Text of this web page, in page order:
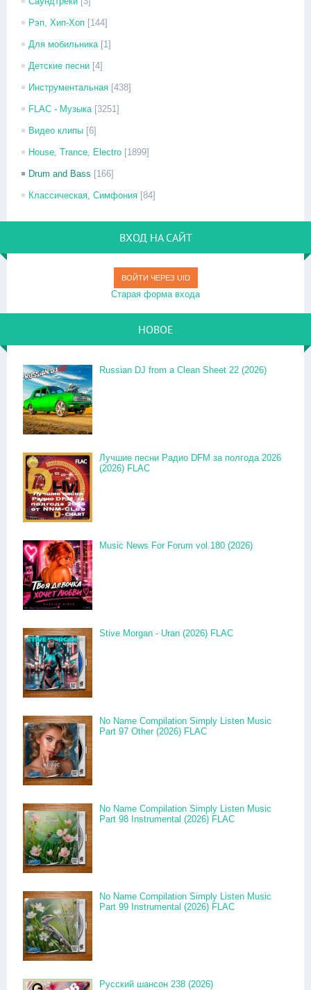
Рэп, Хип-Хоп [144]
Для мобильника [1]
Детские песни [4]
Инструментальная [438]
FLAC - Музыка [3251]
Видео клипы [6]
House, Trance, Electro [1899]
Drum and Bass [166]
Классическая, Симфония [84]
ВХОД НА САЙТ
ВОЙТИ ЧЕРЕЗ UID
Старая форма входа
НОВОЕ
Russian DJ from a Clean Sheet 22 (2026)
Лучшие песни Радио DFM за полгода 2026
(2026) FLAC
Music News For Forum vol.180 (2026)
Stive Morgan - Uran (2026) FLAC
No Name Compilation Simply Listen Music
Part 97 Other (2026) FLAC
No Name Compilation Simply Listen Music
Part 98 Instrumental (2026) FLAC
No Name Compilation Simply Listen Music
Part 99 Instrumental (2026) FLAC
Русский шансон 238 (2026)